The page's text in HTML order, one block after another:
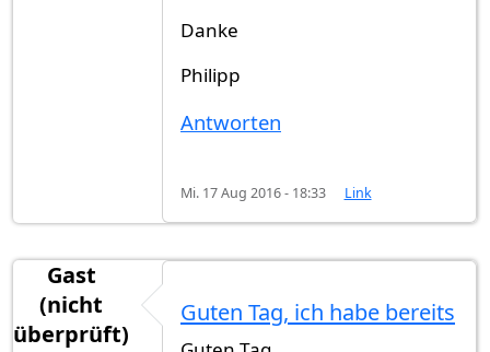
Danke
Philipp
Antworten
Mi. 17 Aug 2016 - 18:33 Link
Gast
(nicht
überprüft)
Guten Tag, ich habe bereits